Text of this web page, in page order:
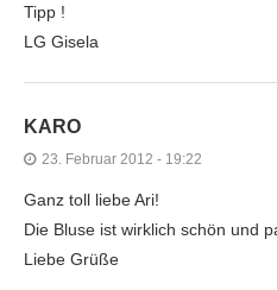
Tipp !
LG Gisela
KARO
23. Februar 2012 - 19:22
Ganz toll liebe Ari!
Die Bluse ist wirklich schön und
Liebe Grüße